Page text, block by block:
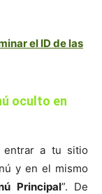
el ID de las
oculto en
entrar a tu sitio
y en el mismo
Principal”. De